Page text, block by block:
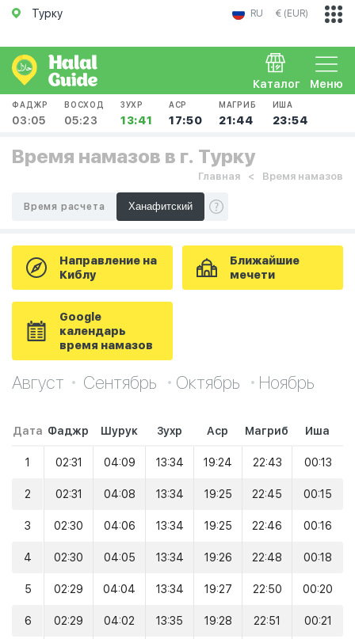
Турку RU € (EUR)
Меню
Каталог
ФАДЖР
03:05
ВОСХОД
05:23
ЗУХР
13:41
АСР
17:50
МАГРИБ
21:44
ИША
23:54
Время намазов в г. Турку
Главная Время намазов
Время расчета
Направление на
Киблу
Ближайшие
мечети
Google
календарь
время намазов
Август Сентябрь Октябрь Ноябрь
Дата Фаджр Шурук Зухр Аср Магриб Иша
1 02:31 04:09 13:34 19:24 22:43 00:13
2 02:31 04:08 13:34 19:25 22:45 00:15
3 02:30 04:06 13:34 19:25 22:46 00:16
4 02:30 04:05 13:34 19:26 22:48 00:18
5 02:29 04:04 13:34 19:27 22:50 00:20
6 02:29 04:02 13:35 19:28 22:51 00:21